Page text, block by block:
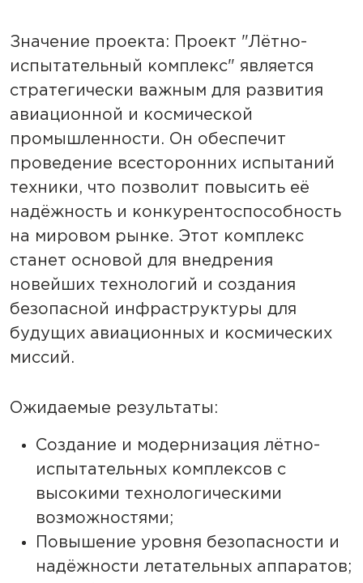
Значение проекта: Проект "Лётно-
испытательный комплекс" является
стратегически важным для развития
авиационной и космической
промышленности. Он обеспечит
проведение всесторонних испытаний
техники, что позволит повысить её
надёжность и конкурентоспособность
на мировом рынке. Этот комплекс
станет основой для внедрения
новейших технологий и создания
безопасной инфраструктуры для
будущих авиационных и космических
миссий.
Ожидаемые результаты:
Создание и модернизация лётно-
испытательных комплексов с
высокими технологическими
возможностями;
Повышение уровня безопасности и
надёжности летательных аппаратов;